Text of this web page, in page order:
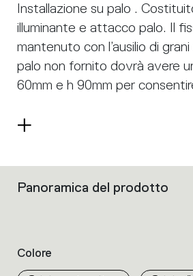
Installazione su palo .
illuminante e attacco palo. Il
mantenuto con l’ausilio di
palo non fornito dovrà avere
60mm e h 90mm per
dovrà essere di 4m dal suolo
superficie illuminata
distanza di 15 m adatti per
carreggiata di 4 m in modo da
zincato, guarnizioni in silicone.
Leggi
Filtri
dei
prodotti
Panoramica del prodotto
Colore